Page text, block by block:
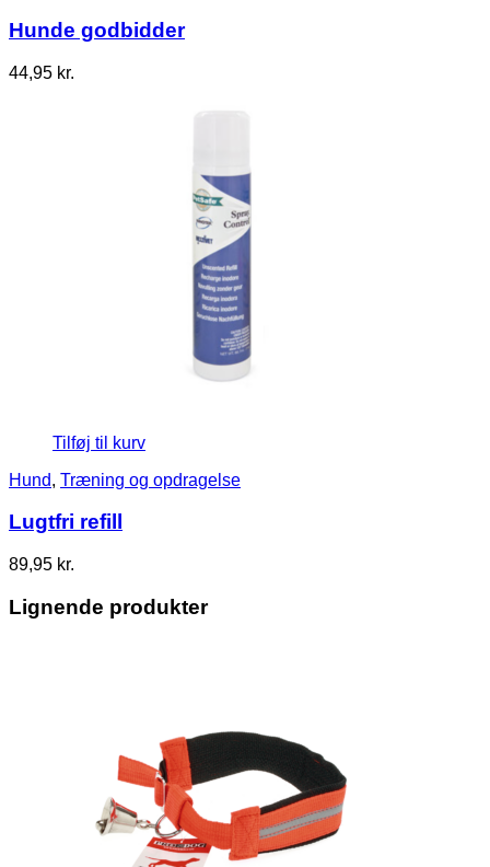
Hunde godbidder
44,95 kr.
Tilføj til kurv
Hund, Træning og opdragelse
Lugtfri refill
89,95 kr.
Lignende produkter